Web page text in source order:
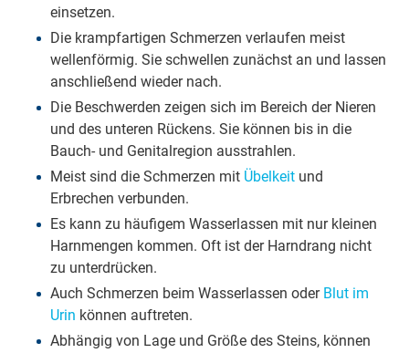
einsetzen.
Die krampfartigen Schmerzen verlaufen meist
wellenförmig. Sie schwellen zunächst an und lassen
anschließend wieder nach.
Die Beschwerden zeigen sich im Bereich der Nieren
und des unteren Rückens. Sie können bis in die
Bauch- und Genitalregion ausstrahlen.
Meist sind die Schmerzen mit Übelkeitund
Erbrechen verbunden.
Es kann zu häufigem Wasserlassen mit nur kleinen
Harnmengen kommen. Oft ist der Harndrang nicht
zu unterdrücken.
Auch Schmerzen beim Wasserlassen oder Blut im
Urin können auftreten.
Abhängig von Lage und Größe des Steins, können